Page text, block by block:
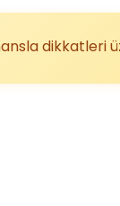
dikkatleri